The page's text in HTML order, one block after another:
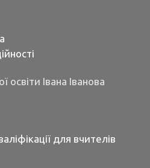
Івана Іванова
для вчителів